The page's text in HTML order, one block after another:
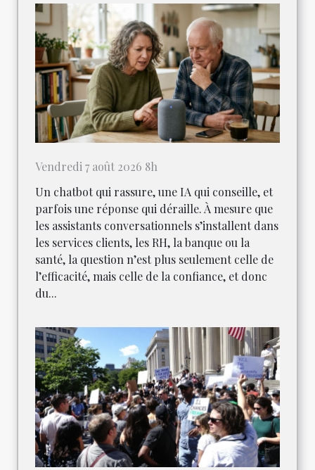
Vendredi 7 août 2026 8h
Un chatbot qui rassure, une IA qui conseille, et
parfois une réponse qui déraille. À mesure que
les assistants conversationnels s’installent dans
les services clients, les RH, la banque ou la
santé, la question n’est plus seulement celle de
l’efficacité, mais celle de la confiance, et donc
du...